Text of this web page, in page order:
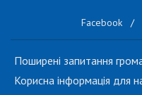
Facebook /
Поширені запитання
Корисна інформація для